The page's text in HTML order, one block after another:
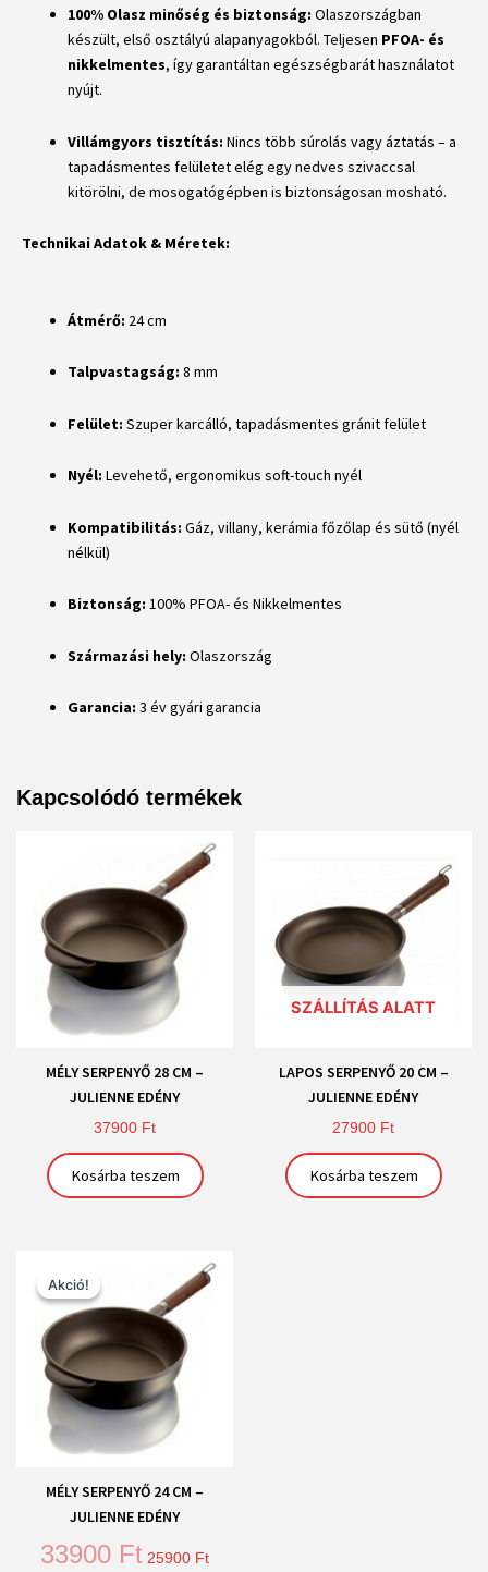
100% Olasz minőség és biztonság: Olaszországban
készült, első osztályú alapanyagokból. Teljesen PFOA- és
nikkelmentes, így garantáltan egészségbarát használatot
nyújt.
Villámgyors tisztítás: Nincs több súrolás vagy áztatás – a
tapadásmentes felületet elég egy nedves szivaccsal
kitörölni, de mosogatógépben is biztonságosan mosható.
Technikai Adatok & Méretek:
Átmérő: 24 cm
Talpvastagság: 8 mm
Felület: Szuper karcálló, tapadásmentes gránit felület
Nyél: Levehető, ergonomikus soft-touch nyél
Kompatibilitás: Gáz, villany, kerámia főzőlap és sütő (nyél
nélkül)
Biztonság: 100% PFOA- és Nikkelmentes
Származási hely: Olaszország
Garancia: 3 év gyári garancia
Kapcsolódó termékek
MÉLY SERPENYŐ 28 CM –
JULIENNE EDÉNY
37900 Ft
Kosárba teszem
SZÁLLÍTÁS ALATT
LAPOS SERPENYŐ 20 CM –
JULIENNE EDÉNY
27900 Ft
Kosárba teszem
Akció!
Akció!
MÉLY SERPENYŐ 24 CM –
JULIENNE EDÉNY
33900 Ft
was:
33900 Ft.
25900 Ft
Current
price